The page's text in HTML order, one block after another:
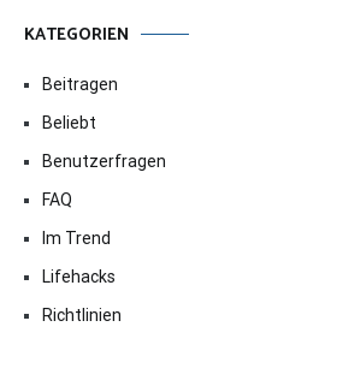
KATEGORIEN
Beitragen
Beliebt
Benutzerfragen
FAQ
Im Trend
Lifehacks
Richtlinien